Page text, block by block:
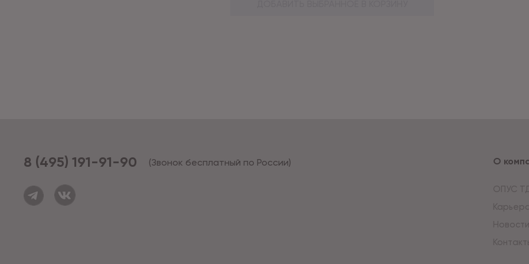
8 (495) 191-91-90 (Звонок бесплатный по России) О
ОПУС
Новости